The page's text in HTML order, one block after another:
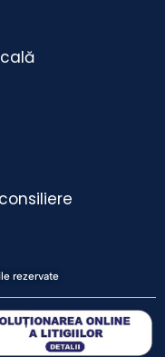
rezervate